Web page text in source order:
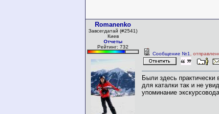
Romanenko
Завсегдатай (#2541)
Киев
Отчеты
Рейтинг: 732
Сообщение №1 ,
Были здесь
для каталки так и не
упоминание